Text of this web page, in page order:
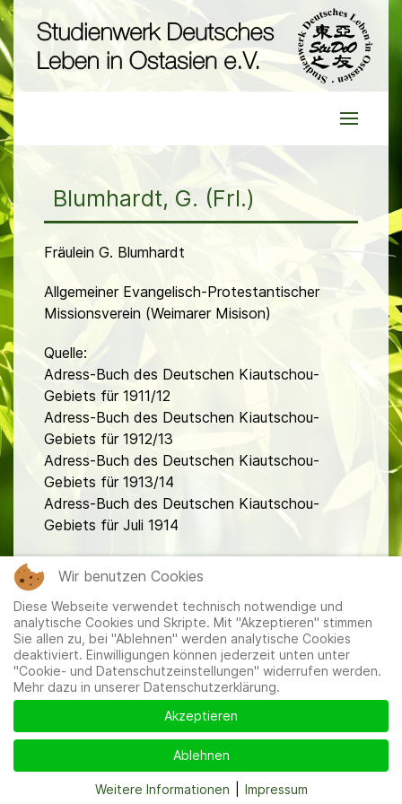
Blumhardt, G. (Frl.)
Fräulein G. Blumhardt
Allgemeiner Evangelisch-Protestantischer
Missionsverein (Weimarer Misison)
Quelle:
Adress-Buch des Deutschen Kiautschou-
Gebiets für 1911/12
Adress-Buch des Deutschen Kiautschou-
Gebiets für 1912/13
Adress-Buch des Deutschen Kiautschou-
Gebiets für 1913/14
Adress-Buch des Deutschen Kiautschou-
Gebiets für Juli 1914
Mitglieder|Impressum|Datenschutzerklärung|Cookie-
und Datenschutzeinstellungen
Wir benutzen Cookies
Diese Webseite verwendet technisch notwendige und
analytische Cookies und Skripte. Mit "Akzeptieren" stimmen
Sie allen zu, bei "Ablehnen" werden analytische Cookies
deaktiviert. Einwilligungen können jederzeit unten unter
"Cookie- und Datenschutzeinstellungen" widerrufen werden.
Mehr dazu in unserer Datenschutzerklärung.
Akzeptieren
Ablehnen
Weitere Informationen Impressum